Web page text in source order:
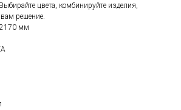
цвета, комбинируйте изделия,
решение.
мм